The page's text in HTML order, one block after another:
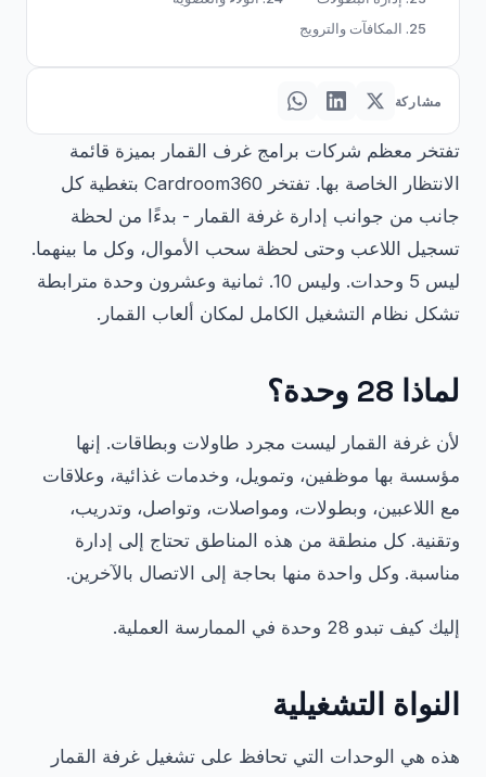
25. المكافآت والترويج
مشاركة
تفتخر معظم شركات برامج غرف القمار بميزة قائمة
الانتظار الخاصة بها. تفتخر Cardroom360 بتغطية كل
جانب من جوانب إدارة غرفة القمار - بدءًا من لحظة
تسجيل اللاعب وحتى لحظة سحب الأموال، وكل ما بينهما.
ليس 5 وحدات. وليس 10. ثمانية وعشرون وحدة مترابطة
تشكل نظام التشغيل الكامل لمكان ألعاب القمار.
لماذا 28 وحدة؟
لأن غرفة القمار ليست مجرد طاولات وبطاقات. إنها
مؤسسة بها موظفين، وتمويل، وخدمات غذائية، وعلاقات
مع اللاعبين، وبطولات، ومواصلات، وتواصل، وتدريب،
وتقنية. كل منطقة من هذه المناطق تحتاج إلى إدارة
مناسبة. وكل واحدة منها بحاجة إلى الاتصال بالآخرين.
إليك كيف تبدو 28 وحدة في الممارسة العملية.
النواة التشغيلية
هذه هي الوحدات التي تحافظ على تشغيل غرفة القمار